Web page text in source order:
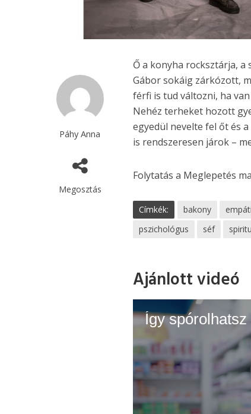
Páhy Anna
Megosztás
Ő a konyha rocksztárja,
Gábor sokáig zárkózott,
férfi is tud változni, ha
Nehéz terheket hozott
egyedül nevelte fel őt és
is rendszeresen járok –
Folytatás a Meglepetés
Címkék: bakony
pszichológus
séf
Ajánlott videó
Így